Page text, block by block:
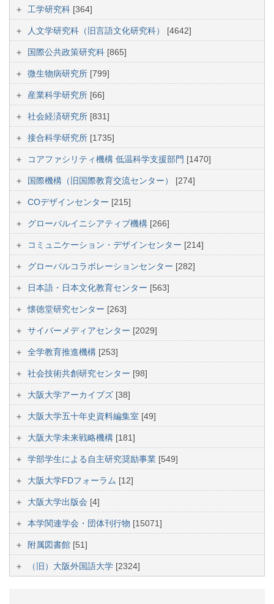
工学研究科 [364]
人文学研究科（旧言語文化研究科） [4642]
国際公共政策研究科 [865]
微生物病研究所 [799]
産業科学研究所 [66]
社会経済研究所 [831]
接合科学研究所 [1735]
コアファシリティ機構 低温科学支援部門 [1470]
国際機構（旧国際教育交流センター） [274]
COデザインセンター [215]
グローバルイニシアティブ機構 [266]
コミュニケーション・デザインセンター [214]
グローバルコラボレーションセンター [282]
日本語・日本文化教育センター [563]
懐徳堂研究センター [263]
サイバーメディアセンター [2029]
全学教育推進機構 [253]
社会技術共創研究センター [98]
大阪大学アーカイブズ [38]
大阪大学五十年史資料編集室 [49]
大阪大学未来戦略機構 [181]
学部学生による自主研究奨励事業 [549]
大阪大学FDフォーラム [12]
大阪大学出版会 [4]
本学関連学会・団体刊行物 [15071]
附属図書館 [51]
（旧）大阪外国語大学 [2324]